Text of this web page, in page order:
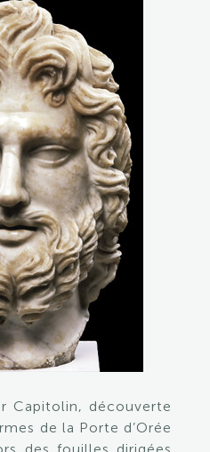
Capitolin, découverte
de la Porte d’Orée